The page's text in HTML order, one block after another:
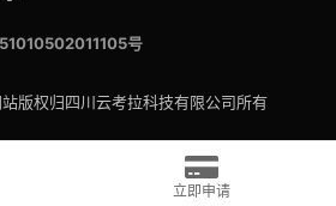
号
版权归四川云考拉科技有限公司所有
立即申请